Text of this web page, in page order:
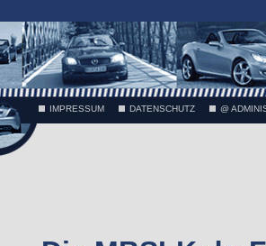
IMPRESSUM DATENSCHUTZ @